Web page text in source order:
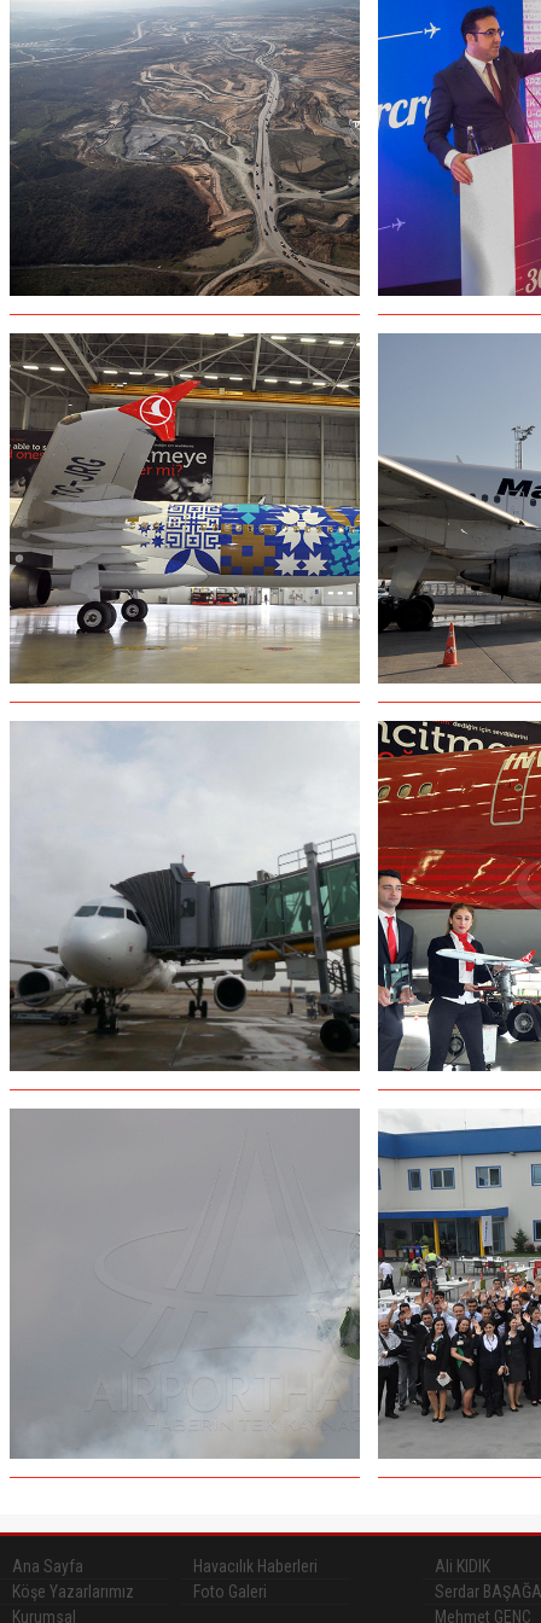
Ana Sayfa
Havacılık Haberleri
Köşe Yazarlarımız
Foto Galeri
Kurumsal
Ali KIDIK
Serdar
Mehmet GENÇ